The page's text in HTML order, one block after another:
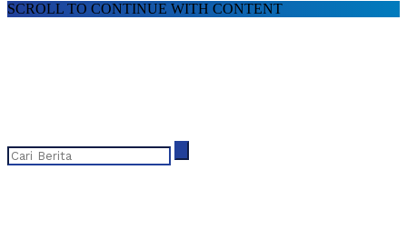
SCROLL TO CONTINUE WITH CONTENT